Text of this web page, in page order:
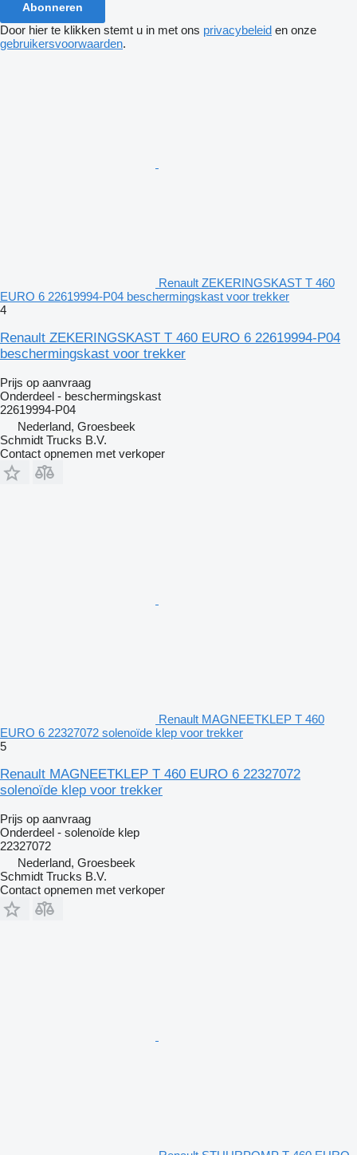
Abonneren
Door hier te klikken stemt u in met ons privacybeleid en onze
gebruikersvoorwaarden.
Renault ZEKERINGSKAST T 460
EURO 6 22619994-P04 beschermingskast voor trekker
4
Renault ZEKERINGSKAST T 460 EURO 6 22619994-P04
beschermingskast voor trekker
Prijs op aanvraag
Onderdeel - beschermingskast
22619994-P04
Nederland, Groesbeek
Schmidt Trucks B.V.
Contact opnemen met verkoper
Renault MAGNEETKLEP T 460
EURO 6 22327072 solenoïde klep voor trekker
5
Renault MAGNEETKLEP T 460 EURO 6 22327072
solenoïde klep voor trekker
Prijs op aanvraag
Onderdeel - solenoïde klep
22327072
Nederland, Groesbeek
Schmidt Trucks B.V.
Contact opnemen met verkoper